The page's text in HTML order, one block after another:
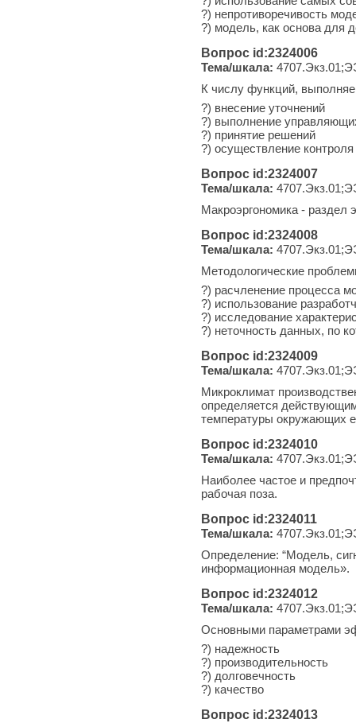
?) непротиворечивость
?) модель, как основа для
Вопрос id:2324006
Тема/шкала:
К числу функций,
?) внесение уточнений
?) выполнение
?) принятие решений
?) осуществление контроля
Вопрос id:2324007
Тема/шкала:
Макроэргономика - раздел
Вопрос id:2324008
Тема/шкала:
Методологические
?) расчленение процесса
?) использование
?) исследование
?) неточность данных, по
Вопрос id:2324009
Тема/шкала:
Микроклимат
определяется
температуры окружающих
Вопрос id:2324010
Тема/шкала:
Наиболее частое и
рабочая поза.
Вопрос id:2324011
Тема/шкала:
Определение: “Модель,
информационная модель».
Вопрос id:2324012
Тема/шкала:
Основными параметрами
?) надежность
?) производительность
?) долговечность
?) качество
Вопрос id:2324013